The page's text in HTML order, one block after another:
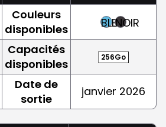
Couleurs
disponibles
BLEUNOIR
Capacités
disponibles
256Go
Date de
sortie
janvier 2026